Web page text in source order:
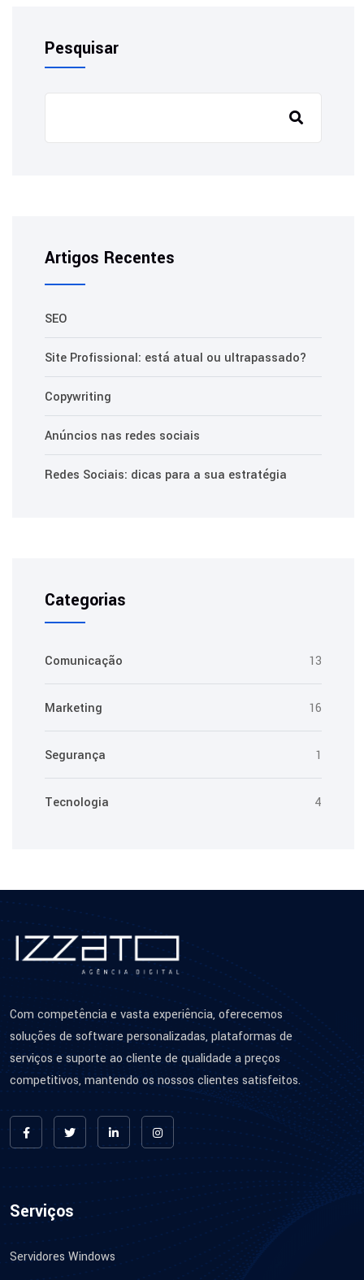
Pesquisar
Artigos Recentes
SEO
Site Profissional: está atual ou ultrapassado?
Copywriting
Anúncios nas redes sociais
Redes Sociais: dicas para a sua estratégia
Categorias
Comunicação 13
Marketing 16
Segurança 1
Tecnologia 4
Com competência e vasta experiência, oferecemos
soluções de software personalizadas, plataformas de
serviços e suporte ao cliente de qualidade a preços
competitivos, mantendo os nossos clientes satisfeitos.
Serviços
Servidores Windows